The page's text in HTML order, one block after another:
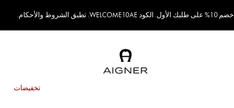
خصم 10% على طلبك الأول. الكود WELCOME10AE. تطبق الشروط والأحكام.